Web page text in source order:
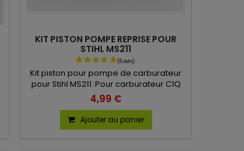
KIT PISTON POMPE REPRISE POUR
STIHL MS211
Kit piston pour pompe de carburateur
pour Stihl MS211. Pour carburateur C1Q
: S268C, S269C, S270C.
4,99 €
Ajouter au panier